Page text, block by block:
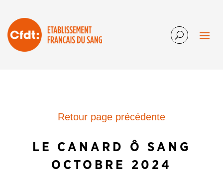
Retour page précédente
LE CANARD Ô SANG
OCTOBRE 2024